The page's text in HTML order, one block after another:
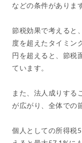
などの条件がありま
節税効果で考えると
度を超えたタイミン
円を超えると、節税
ています。
また、法人成りする
が広がり、全体での
個人としての所得税